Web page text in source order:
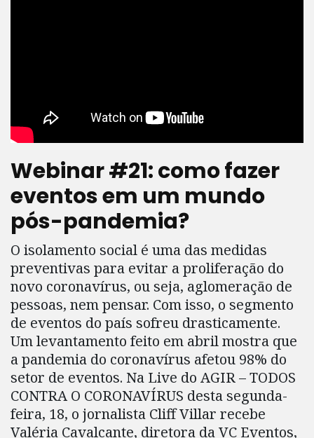
Webinar #21: como fazer
eventos em um mundo
pós-pandemia?
O isolamento social é uma das medidas
preventivas para evitar a proliferação do
novo coronavírus, ou seja, aglomeração de
pessoas, nem pensar. Com isso, o segmento
de eventos do país sofreu drasticamente.
Um levantamento feito em abril mostra que
a pandemia do coronavírus afetou 98% do
setor de eventos. Na Live do AGIR – TODOS
CONTRA O CORONAVÍRUS desta segunda-
feira, 18, o jornalista Cliff Villar recebe
Valéria Cavalcante, diretora da VC Eventos,